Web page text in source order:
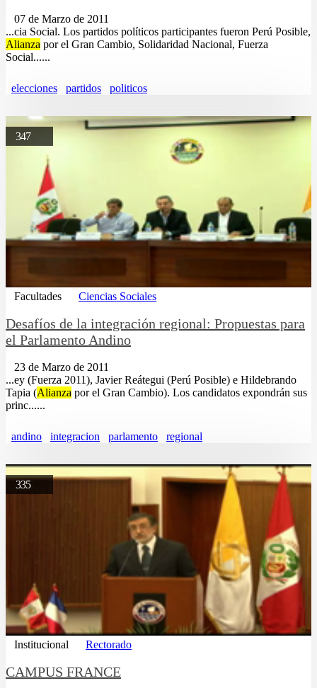
07 de Marzo de 2011
...cia Social. Los partidos políticos participantes fueron Perú Posible,
Alianza por el Gran Cambio, Solidaridad Nacional, Fuerza
Social......
elecciones partidos politicos
347
Facultades Ciencias Sociales
Desafíos de la integración regional: Propuestas para
el Parlamento Andino
23 de Marzo de 2011
...ey (Fuerza 2011), Javier Reátegui (Perú Posible) e Hildebrando
Tapia (Alianza por el Gran Cambio). Los candidatos expondrán sus
princ......
andino integracion parlamento regional
335
Institucional Rectorado
CAMPUS FRANCE